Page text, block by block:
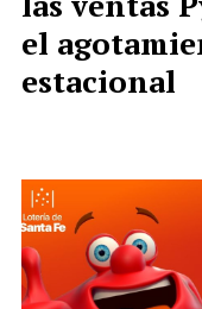
el
estacional